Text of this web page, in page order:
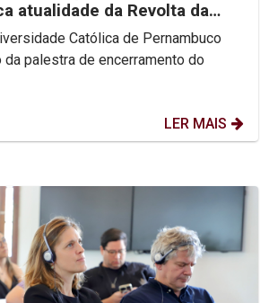
atualidade da Revolta da
Católica de Pernambuco
da palestra de encerramento do
LER MAIS